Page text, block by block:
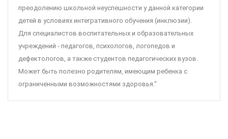
преодолению школьной неуспешности у данной категории
детей в условиях интегративного обучения (инклюзии).
Для специалистов воспитательных и образовательных
учреждений - педагогов, психологов, логопедов и
дефектологов, а также студентов педагогических вузов.
Может быть полезно родителям, имеющим ребенка с
ограниченными возможностями здоровья."